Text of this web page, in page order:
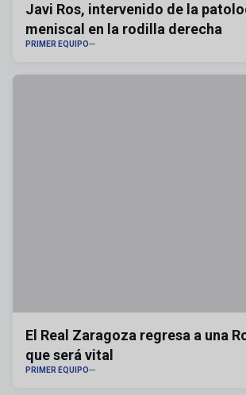
Javi Ros, intervenido de la
meniscal en la rodilla derecha
PRIMER EQUIPO
El Real Zaragoza regresa a una
que será vital
PRIMER EQUIPO